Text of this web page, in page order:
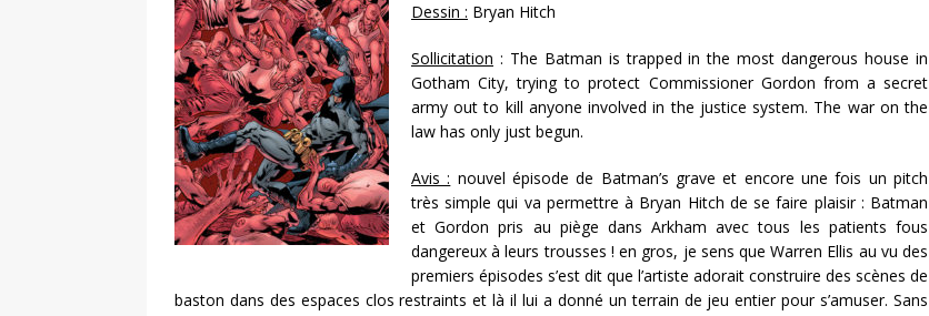
Dessin : Bryan Hitch
Sollicitation : The Batman is trapped in the most dangerous house in
Gotham City, trying to protect Commissioner Gordon from a secret
army out to kill anyone involved in the justice system. The war on the
law has only just begun.
Avis : nouvel épisode de Batman’s grave et encore une fois un pitch
très simple qui va permettre à Bryan Hitch de se faire plaisir : Batman
et Gordon pris au piège dans Arkham avec tous les patients fous
dangereux à leurs trousses ! en gros, je sens que Warren Ellis au vu des
premiers épisodes s’est dit que l’artiste adorait construire des scènes de
baston dans des espaces clos restraints et là il lui a donné un terrain de jeu entier pour s’amuser. Sans